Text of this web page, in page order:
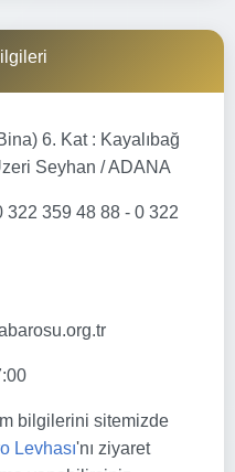
6. Kat : Kayalıbağ
Seyhan / ADANA
322 359 48 88 - 0 322
bilgilerini sitemizde
Levhası'nı ziyaret